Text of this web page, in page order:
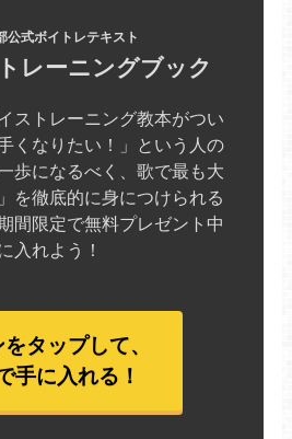
公式ボイトレテキスト
レーニングブック
ストレーニング教本がつい
くなりたい！」という人の
歩になるべく、歌で最も大
を徹底的に身につけられる
間限定で無料プレゼント中
入れよう！
タップして、
手に入れる！